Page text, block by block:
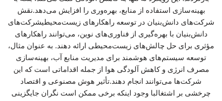
بهینه‌سازی استفاده از منابع، بهره‌وری را افزایش می‌دهد.نقش
شرکت‌های دانش‌بنیان در توسعه راهکارهای زیست‌محیطیشرکت‌های
دانش‌بنیان با بهره‌گیری از فناوری‌های نوین، می‌توانند راهکارهای
مؤثری برای حل چالش‌های زیست‌محیطی ارائه دهند. به عنوان مثال،
توسعه سیستم‌های هوشمند برای مدیریت منابع آب، بهینه‌سازی
مصرف انرژی و کاهش آلودگی هوا از جمله اقداماتی است که این
شرکت‌ها می‌توانند انجام دهند.تأثیر هوش مصنوعی و اقتصاد
چرخشی بر اشتغالبا وجود اینکه برخی ممکن است نگران جایگزینی